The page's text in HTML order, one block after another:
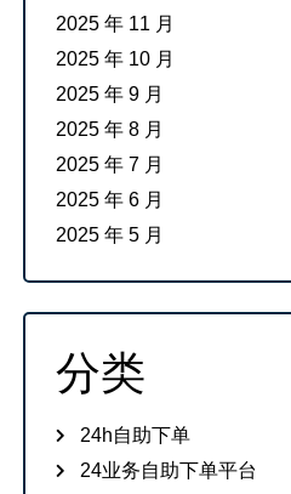
2025 年 11 月
2025 年 10 月
2025 年 9 月
2025 年 8 月
2025 年 7 月
2025 年 6 月
2025 年 5 月
分类
24h自助下单
24业务自助下单平台